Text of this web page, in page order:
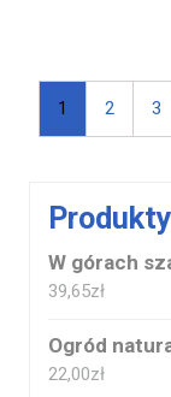
1 2 3
Produkty
W górach
39,65zł
Ogród
22,00zł